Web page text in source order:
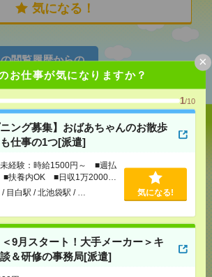
お仕事が気になりますか？
1/10
ニング募集】おばあちゃんのお散歩
仕事の1つ[派遣]
経験：時給1500円～ ■週払
扶養内OK ■日収1万2000円
目白駅 / 北池袋駅 / … 気になる!
9月スタート！大手メーカー＞キ
＆研修の事務局[派遣]
×
気になる！
閲覧履歴からの
おすすめ
集】おばあちゃんのお散歩付き添
遣]
：時給1500円～ ■週払い
1万2000円以上
/北池袋駅/…
気になる！
タート！大手メーカー＞キャリア相
[派遣]